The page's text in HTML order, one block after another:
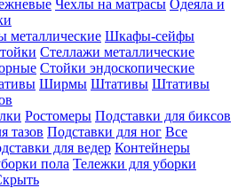
Чехлы на матрасы Одеяла и
металлические Шкафы-сейфы
Стеллажи металлические
Стойки эндоскопические
Ширмы Штативы Штативы
Ростомеры Подставки для биксов
тазов Подставки для ног Все
для ведер Контейнеры
пола Тележки для уборки